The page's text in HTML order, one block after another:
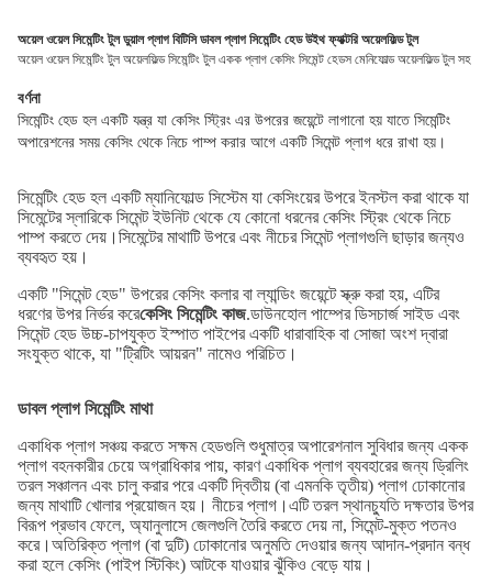
অয়েল ওয়েল সিমেন্টিং টুল ডুয়াল প্লাগ বিটিসি ডাবল প্লাগ সিমেন্টিং হেড উইথ ফ্যাক্টরি অয়েলফিল্ড টুল
অয়েল ওয়েল সিমেন্টিং টুল অয়েলফিল্ড সিমেন্টিং টুল একক প্লাগ কেসিং সিমেন্ট হেডস মেনিফোল্ড অয়েলফিল্ড টুল সহ
বর্ণনা
সিমেন্টিং হেড হল একটি যন্ত্র যা কেসিং স্ট্রিং এর উপরের জয়েন্টে লাগানো হয় যাতে সিমেন্টিং
অপারেশনের সময় কেসিং থেকে নিচে পাম্প করার আগে একটি সিমেন্ট প্লাগ ধরে রাখা হয়।
সিমেন্টিং হেড হল একটি ম্যানিফোল্ড সিস্টেম যা কেসিংয়ের উপরে ইনস্টল করা থাকে যা
সিমেন্টের স্লারিকে সিমেন্ট ইউনিট থেকে যে কোনো ধরনের কেসিং স্ট্রিং থেকে নিচে
পাম্প করতে দেয়।সিমেন্টের মাথাটি উপরে এবং নীচের সিমেন্ট প্লাগগুলি ছাড়ার জন্যও
ব্যবহৃত হয়।
একটি "সিমেন্ট হেড" উপরের কেসিং কলার বা ল্যান্ডিং জয়েন্টে স্ক্রু করা হয়, এটির
ধরণের উপর নির্ভর করেকেসিং সিমেন্টিং কাজ.ডাউনহোল পাম্পের ডিসচার্জ সাইড এবং
সিমেন্ট হেড উচ্চ-চাপযুক্ত ইস্পাত পাইপের একটি ধারাবাহিক বা সোজা অংশ দ্বারা
সংযুক্ত থাকে, যা "ট্রিটিং আয়রন" নামেও পরিচিত।
ডাবল প্লাগ সিমেন্টিং মাথা
একাধিক প্লাগ সঞ্চয় করতে সক্ষম হেডগুলি শুধুমাত্র অপারেশনাল সুবিধার জন্য একক
প্লাগ বহনকারীর চেয়ে অগ্রাধিকার পায়, কারণ একাধিক প্লাগ ব্যবহারের জন্য ড্রিলিং
তরল সঞ্চালন এবং চালু করার পরে একটি দ্বিতীয় (বা এমনকি তৃতীয়) প্লাগ ঢোকানোর
জন্য মাথাটি খোলার প্রয়োজন হয়। নীচের প্লাগ।এটি তরল স্থানচ্যুতি দক্ষতার উপর
বিরূপ প্রভাব ফেলে, অ্যানুলাসে জেলগুলি তৈরি করতে দেয় না, সিমেন্ট-মুক্ত পতনও
করে।অতিরিক্ত প্লাগ (বা দুটি) ঢোকানোর অনুমতি দেওয়ার জন্য আদান-প্রদান বন্ধ
করা হলে কেসিং (পাইপ স্টিকিং) আটকে যাওয়ার ঝুঁকিও বেড়ে যায়।